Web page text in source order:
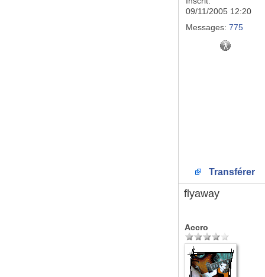
09/11/2005 12:20
Messages: 775
Transférer
flyaway
Accro